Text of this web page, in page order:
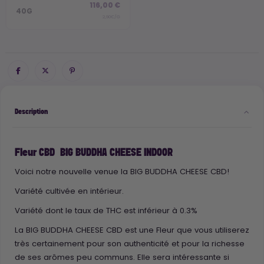
40G
116,00 €
Description
Fleur CBD BIG BUDDHA CHEESE INDOOR
Voici notre nouvelle venue la BIG BUDDHA CHEESE CBD!
Variété cultivée en intérieur.
Variété dont le taux de THC est inférieur à 0.3%
La BIG BUDDHA CHEESE CBD est une Fleur que vous utiliserez
très certainement pour son authenticité et pour la richesse
de ses arômes peu communs. Elle sera intéressante si